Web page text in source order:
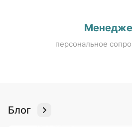
персональное
Блог